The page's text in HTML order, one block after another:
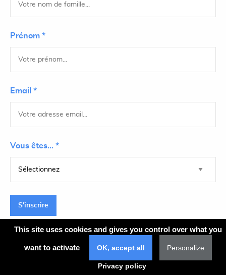
Prénom *
Email *
Vous êtes... *
S'inscrire
This site uses cookies and gives you control over what you
want to activate OK, accept all Personalize
Privacy policy